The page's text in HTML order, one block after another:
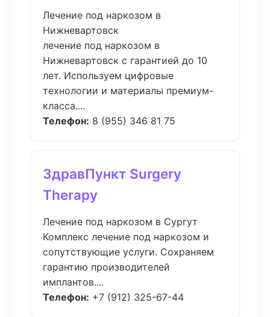
Лечение под наркозом в
Нижневартовск
лечение под наркозом в
Нижневартовск с гарантией до 10
лет. Используем цифровые
технологии и материалы премиум-
класса....
Телефон: 8 (955) 346 81 75
ЗдравПункт Surgery
Therapy
Лечение под наркозом в Сургут
Комплекс лечение под наркозом и
сопутствующие услуги. Сохраняем
гарантию производителей
имплантов....
Телефон: +7 (912) 325-67-44